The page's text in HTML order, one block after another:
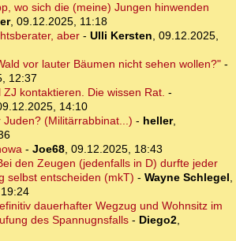
wo sich die (meine) Jungen hinwenden
, 09.12.2025, 11:18
aber- Ulli Kersten, 09.12.2025,
vor lauter Bäumen nicht sehen wollen?"-
12:37
kontaktieren. Die wissen Rat. -
14:10
(Militärrabbinat...) - heller,
- Joe68, 09.12.2025, 18:43
den Zeugen (jedenfalls in D) durfte jeder
selbst entscheiden (mkT) - Wayne Schlegel,
dauerhafter Wegzug und Wohnsitz im
des Spannugnsfalls - Diego2,